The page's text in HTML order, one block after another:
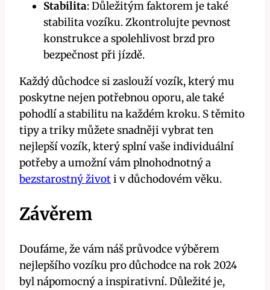
Stabilita: Důležitým faktorem je také
stabilita vozíku. Zkontrolujte pevnost
konstrukce a spolehlivost brzd pro
bezpečnost při jízdě.
Každý důchodce si zaslouží vozík, který mu
poskytne nejen potřebnou oporu, ale také
pohodlí a stabilitu na každém kroku. S těmito
tipy a triky můžete snadněji vybrat ten
nejlepší vozík, který splní vaše individuální
potřeby a umožní vám plnohodnotný a
bezstarostný životi v důchodovém věku.
Závěrem
Doufáme, že vám náš průvodce výběrem
nejlepšího vozíku pro důchodce na rok 2024
byl nápomocný a inspirativní. Důležité je,